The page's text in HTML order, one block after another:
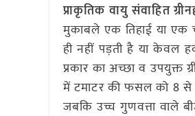
प्राकृतिक वायु संवाहित
मुकाबले एक तिहाई या एक
ही नहीं पड़ती है या केवल
प्रकार का अच्छा व उपयुक्त
में टमाटर की फसल को 8 से
जबकि उच्च गुणवत्ता वाले